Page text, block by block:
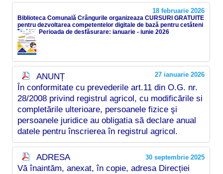
18 februarie 2026
Biblioteca Comunală Crângurile organizeaza CURSURI GRATUITE
pentru dezvoltarea competentelor digitale de bază pentru cetăteni
Perioada de desfăsurare: ianuarie - iunie 2026
27 ianuarie 2026
ANUNȚ
În conformitate cu prevederile art.11 din O.G. nr.
28/2008 privind registrul agricol, cu modificările si
completările ulterioare, persoanele fizice şi
persoanele juridice au obligatia să declare anual
datele pentru înscrierea în registrul agricol.
30 septembrie 2025
ADRESA
Vă înaintăm, anexat, în copie, adresa Direcției